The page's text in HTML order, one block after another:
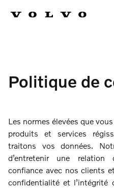
Politique de
Les normes élevées que
produits et services
traitons vos données.
d’entretenir une relation
confiance avec nos clients
confidentialité et l’intégrité